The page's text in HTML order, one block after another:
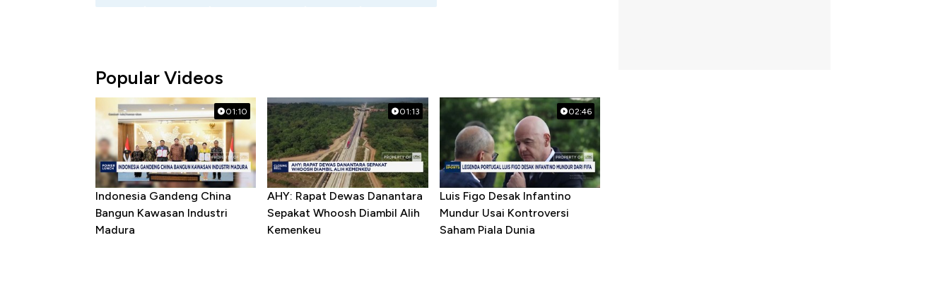
Popular Videos
01:10
Indonesia Gandeng China
Bangun Kawasan Industri
Madura
01:13
AHY: Rapat Dewas Danantara
Sepakat Whoosh Diambil Alih
Kemenkeu
02:46
Luis Figo Desak Infantino
Mundur Usai Kontroversi
Saham Piala Dunia